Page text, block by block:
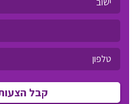
קבל